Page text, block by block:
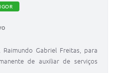
Gabriel Freitas, para
de auxiliar de serviços